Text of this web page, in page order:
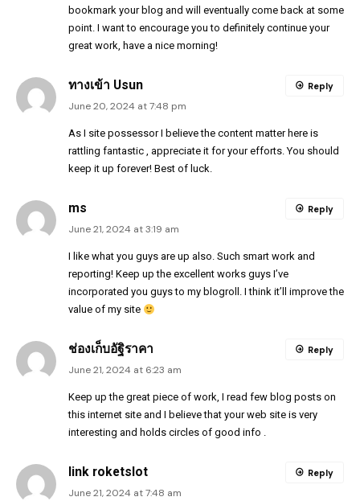
bookmark your blog and will eventually come back at some
point. I want to encourage you to definitely continue your
great work, have a nice morning!
ทางเข้า Usun
June 20, 2024 at 7:48 pm
As I site possessor I believe the content matter here is
rattling fantastic , appreciate it for your efforts. You should
keep it up forever! Best of luck.
Reply
ms
June 21, 2024 at 3:19 am
I like what you guys are up also. Such smart work and
reporting! Keep up the excellent works guys I’ve
incorporated you guys to my blogroll. I think it’ll improve the
value of my site
Reply
ช่องเก็บอัฐิราคา
June 21, 2024 at 6:23 am
Keep up the great piece of work, I read few blog posts on
this internet site and I believe that your web site is very
interesting and holds circles of good info .
Reply
link roketslot
June 21, 2024 at 7:48 am
Reply